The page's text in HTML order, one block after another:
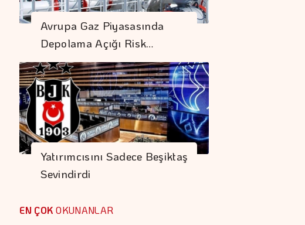
Avrupa Gaz Piyasasında
Depolama Açığı Risk…
Yatırımcısını Sadece Beşiktaş
Sevindirdi
EN ÇOK OKUNANLAR
Asya Borsaları
Karışık Seyrediyor
Borsa Günün İlk
Yarısında Değer
Kaybetti
"Bütçe Açığının Milli
Gelire Oranını,
%2,9'a Düşürdük"
Liraya Yükseldi